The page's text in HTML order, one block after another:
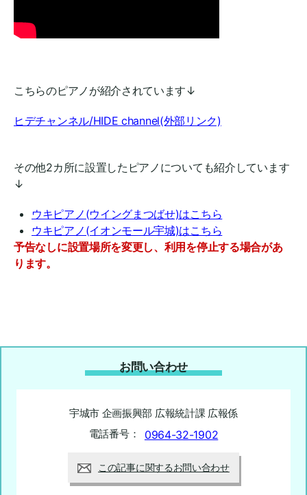
こちらのピアノが紹介されています↓
ヒデチャンネル/HIDE channel(外部リンク)
その他2カ所に設置したピアノについても紹介しています
↓
ウキピアノ(ウイングまつばせ)はこちら
ウキピアノ(イオンモール宇城)はこちら
予告なしに設置場所を変更し、利用を停止する場合があ
ります。
お問い合わせ
宇城市 企画振興部 広報統計課 広報係
電話番号：
0964-32-1902
この記事に関するお問い合わせ